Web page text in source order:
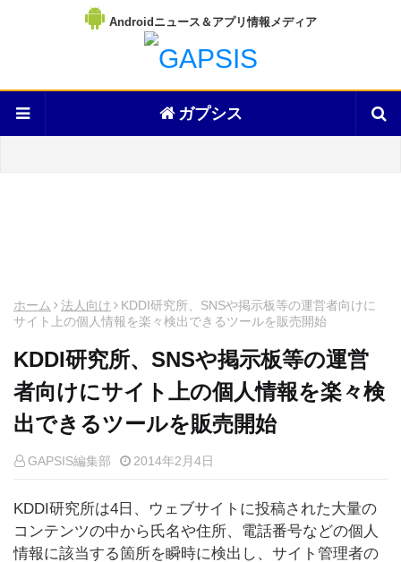
Androidニュース＆アプリ情報メディア
ガプシス
ホーム 法人向け
KDDI研究所、SNSや掲示板等の運営者向けに
サイト上の個人情報を楽々検出できるツールを販売開始
KDDI研究所、SNSや掲示板等の運営
者向けにサイト上の個人情報を楽々検
出できるツールを販売開始
GAPSIS編集部 2014年2月4日
KDDI研究所は4日、ウェブサイトに投稿された大量の
コンテンツの中から氏名や住所、電話番号などの個人
情報に該当する箇所を瞬時に検出し、サイト管理者の